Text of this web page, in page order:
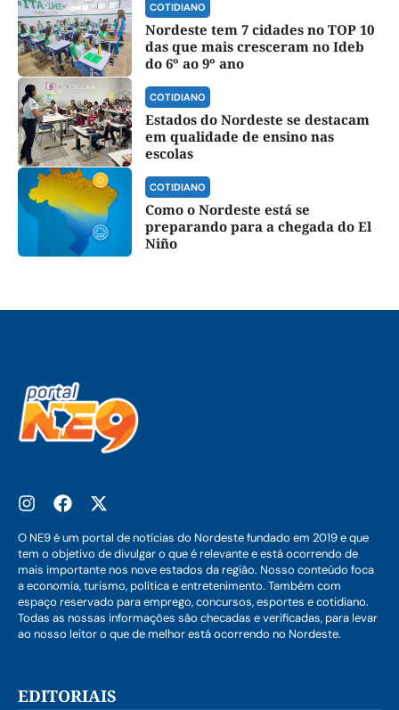
COTIDIANO
Nordeste tem 7 cidades no TOP 10
das que mais cresceram no Ideb
do 6º ao 9º ano
COTIDIANO
Estados do Nordeste se destacam
em qualidade de ensino nas
escolas
COTIDIANO
Como o Nordeste está se
preparando para a chegada do El
Niño
O NE9 é um portal de notícias do Nordeste fundado em 2019 e que
tem o objetivo de divulgar o que é relevante e está ocorrendo de
mais importante nos nove estados da região. Nosso conteúdo foca
a economia, turismo, política e entretenimento. Também com
espaço reservado para emprego, concursos, esportes e cotidiano.
Todas as nossas informações são checadas e verificadas, para levar
ao nosso leitor o que de melhor está ocorrendo no Nordeste.
EDITORIAIS